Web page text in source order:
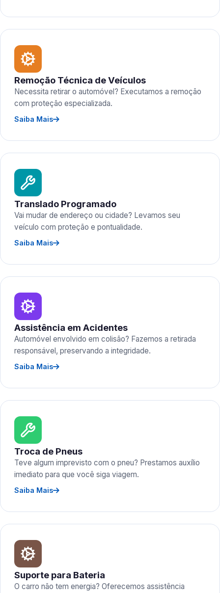
Remoção Técnica de Veículos
Necessita retirar o automóvel? Executamos a remoção
com proteção especializada.
Saiba Mais
Translado Programado
Vai mudar de endereço ou cidade? Levamos seu
veículo com proteção e pontualidade.
Saiba Mais
Assistência em Acidentes
Automóvel envolvido em colisão? Fazemos a retirada
responsável, preservando a integridade.
Saiba Mais
Troca de Pneus
Teve algum imprevisto com o pneu? Prestamos auxílio
imediato para que você siga viagem.
Saiba Mais
Suporte para Bateria
O carro não tem energia? Oferecemos assistência